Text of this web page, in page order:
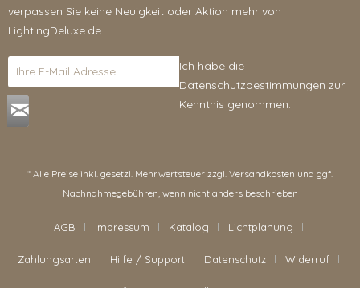
verpassen Sie keine Neuigkeit oder Aktion mehr von
LightingDeluxe.de.
Ich habe die
Datenschutzbestimmungen zur
Kenntnis genommen.
* Alle Preise inkl. gesetzl. Mehrwertsteuer zzgl. Versandkosten und ggf.
Nachnahmegebühren, wenn nicht anders beschrieben
AGB Impressum Katalog Lichtplanung
Zahlungsarten Hilfe / Support Datenschutz Widerruf